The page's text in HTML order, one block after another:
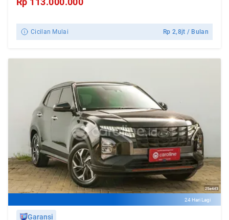
Cicilan Mulai Rp2,8jt / Bulan
24 Hari Lagi
Garansi